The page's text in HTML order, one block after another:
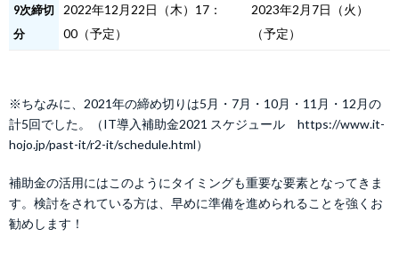
9次締切
分
2022年12月22日（木）17：
00（予定）
2023年2月7日（火）
（予定）
※ちなみに、2021年の締め切りは5月・7月・10月・11月・12月の
計5回でした。（IT導入補助金2021 スケジュール https://www.it-
hojo.jp/past-it/r2-it/schedule.html）
補助金の活用にはこのようにタイミングも重要な要素となってきま
す。検討をされている方は、早めに準備を進められることを強くお
勧めします！